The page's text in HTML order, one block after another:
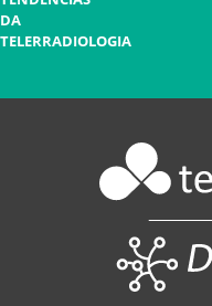
DA
TELERRADIOLOGIA